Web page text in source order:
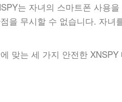
는 자녀의 스마트폰 사용을
을 무시할 수 없습니다. 자녀
맞는 세 가지 안전한 XNSPY